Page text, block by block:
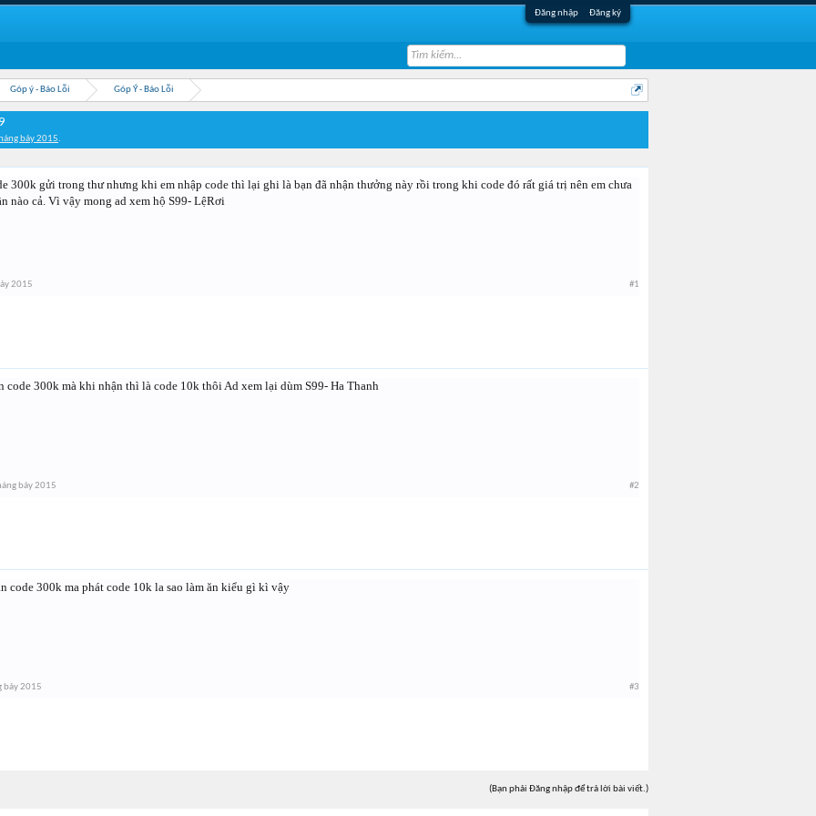
Đăng nhập Đăng ký
Góp ý - Báo Lỗi Góp Ý - Báo Lỗi
bảy 2015.
300k gửi trong thư nhưng khi em nhập code thì lại ghi là bạn đã nhận thưởng này rồi trong khi code đó rất giá trị nên em chưa
nào cả. Vì vậy mong ad xem hộ S99- LệRơi
2015 #1
code 300k mà khi nhận thì là code 10k thôi Ad xem lại dùm S99- Ha Thanh
bảy 2015 #2
code 300k ma phát code 10k la sao làm ăn kiểu gì kì vậy
bảy 2015 #3
(Bạn phải Đăng nhập để trả lời bài viết.)